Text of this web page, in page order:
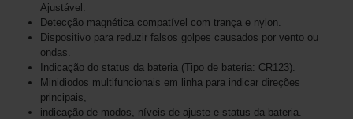
Ajustável.
Detecção magnética compatível com trança e nylon.
Dispositivo para reduzir falsos golpes causados ​​por vento ou
ondas.
Indicação do status da bateria (Tipo de bateria: CR123).
Minidiodos multifuncionais em linha para indicar direções
principais,
indicação de modos, níveis de ajuste e status da bateria.